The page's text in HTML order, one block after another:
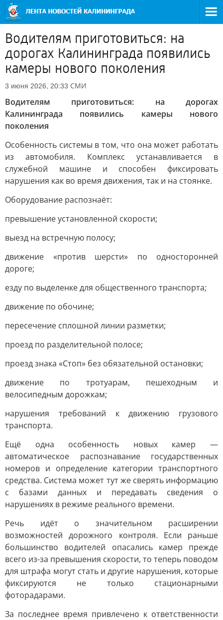
Водителям приготовиться: на
дорогах Калининграда появились
камеры нового поколения
3 июня 2026, 20:33 СМИ
Водителям приготовиться: на дорогах
Калининграда появились камеры нового
поколения
Особенность системы в том, что она может работать
из автомобиля. Комплекс устанавливается в
служебной машине и способен фиксировать
нарушения как во время движения, так и на стоянке.
Оборудование распознаёт:
превышение установленной скорости;
выезд на встречную полосу;
движение «против шерсти» по односторонней
дороге;
езду по выделенке для общественного транспорта;
движение по обочине;
пересечение сплошной линии разметки;
проезд по разделительной полосе;
проезд знака «Стоп» без обязательной остановки;
движение по тротуарам, пешеходным и
велосипедным дорожкам;
нарушения требований к движению грузового
транспорта.
Ещё одна особенность новых камер —
автоматическое распознавание государственных
номеров и определение категории транспортного
средства. Система может тут же сверять информацию
с базами данных и передавать сведения о
нарушениях в режиме реального времени.
Речь идёт о значительном расширении
возможностей дорожного контроля. Если раньше
большинство водителей опасались камер прежде
всего из-за превышения скорости, то теперь поводом
для штрафа могут стать и другие нарушения, которые
фиксируются не только стационарными
фоторадарами.
За последнее время привлечено к ответственности